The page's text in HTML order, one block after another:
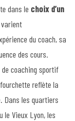
dans le choix d’un
du coach, sa
des cours.
de coaching sportif
reflète la
Dans les quartiers
le Vieux Lyon, les